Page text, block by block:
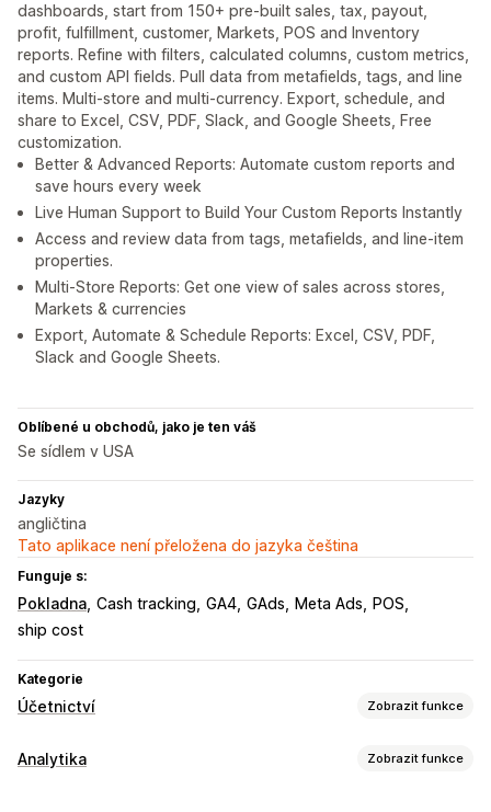
dashboards, start from 150+ pre-built sales, tax, payout,
profit, fulfillment, customer, Markets, POS and Inventory
reports. Refine with filters, calculated columns, custom metrics,
and custom API fields. Pull data from metafields, tags, and line
items. Multi-store and multi-currency. Export, schedule, and
share to Excel, CSV, PDF, Slack, and Google Sheets, Free
customization.
Better & Advanced Reports: Automate custom reports and
save hours every week
Live Human Support to Build Your Custom Reports Instantly
Access and review data from tags, metafields, and line-item
properties.
Multi-Store Reports: Get one view of sales across stores,
Markets & currencies
Export, Automate & Schedule Reports: Excel, CSV, PDF,
Slack and Google Sheets.
Oblíbené u obchodů, jako je ten váš
Se sídlem v USA
Jazyky
angličtina
Tato aplikace není přeložena do jazyka čeština
Funguje s:
Pokladna Cash tracking GA4 GAds Meta Ads
POS
ship cost
Kategorie
Účetnictví Zobrazit funkce
Finanční výkazy
Analytika Zobrazit funkce